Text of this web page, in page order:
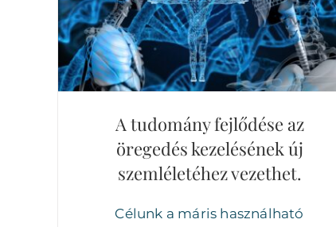
A tudomány fejlődése az öregedés
kezelésének új szemléletéhez vezethet.
A tudomány fejlődése az
öregedés kezelésének új
szemléletéhez vezethet.
Célunk a máris használható